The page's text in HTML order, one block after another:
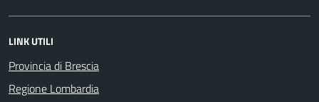
LINK UTILI
Provincia di Brescia
Regione Lombardia